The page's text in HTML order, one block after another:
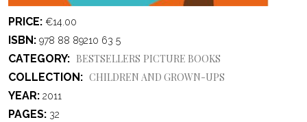
PRICE €14.00
ISBN 978 88 89210 63 5
CATEGORY BESTSELLERS PICTURE BOOKS
COLLECTION
CHILDREN AND GROWN-UPS
YEAR 2011
PAGES 32